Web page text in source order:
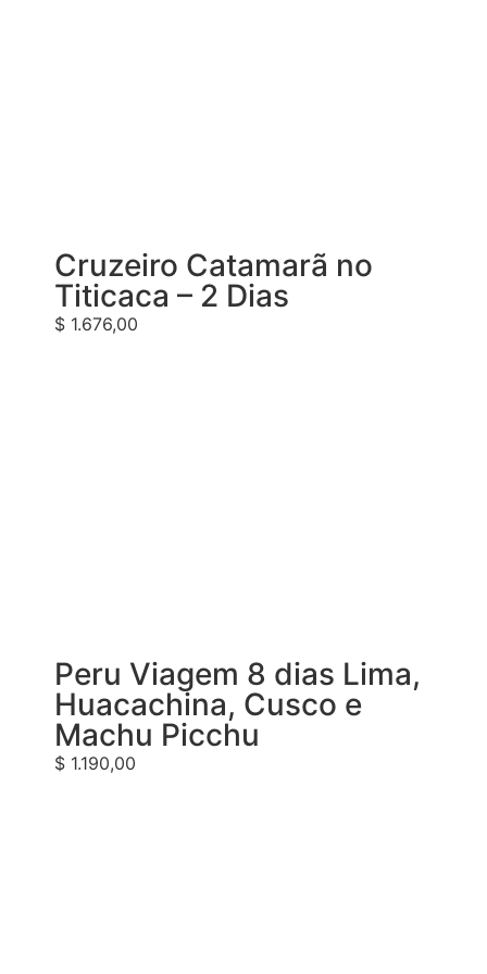
Cruzeiro Catamarã no
Titicaca – 2 Dias
$ 1.676,00
Peru Viagem 8 dias Lima,
Huacachina, Cusco e
Machu Picchu
$ 1.190,00